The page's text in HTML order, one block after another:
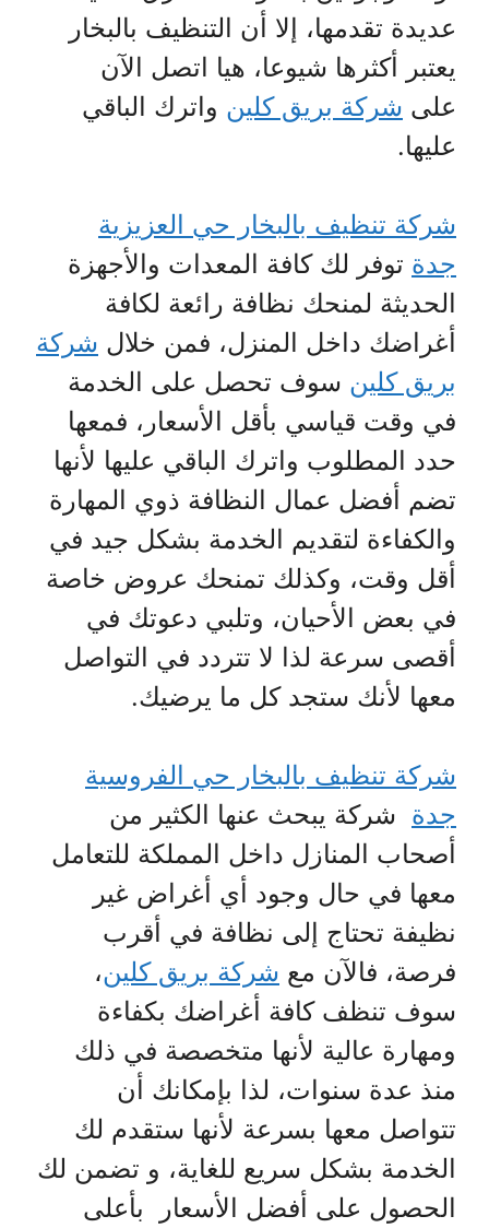
عديدة تقدمها، إلا أن التنظيف بالبخار
يعتبر أكثرها شيوعا، هيا اتصل الآن
على شركة بريق كلين واترك الباقي
عليها.
شركة تنظيف بالبخار حي العزيزية
جدة توفر لك كافة المعدات والأجهزة
الحديثة لمنحك نظافة رائعة لكافة
أغراضك داخل المنزل، فمن خلال شركة
بريق كلين سوف تحصل على الخدمة
في وقت قياسي بأقل الأسعار، فمعها
حدد المطلوب واترك الباقي عليها لأنها
تضم أفضل عمال النظافة ذوي المهارة
والكفاءة لتقديم الخدمة بشكل جيد في
أقل وقت، وكذلك تمنحك عروض خاصة
في بعض الأحيان، وتلبي دعوتك في
أقصى سرعة لذا لا تتردد في التواصل
معها لأنك ستجد كل ما يرضيك.
شركة تنظيف بالبخار حي الفروسية
جدة شركة يبحث عنها الكثير من
أصحاب المنازل داخل المملكة للتعامل
معها في حال وجود أي أغراض غير
نظيفة تحتاج إلى نظافة في أقرب
فرصة، فالآن مع شركة بريق كلين،
سوف تنظف كافة أغراضك بكفاءة
ومهارة عالية لأنها متخصصة في ذلك
منذ عدة سنوات، لذا بإمكانك أن
تتواصل معها بسرعة لأنها ستقدم لك
الخدمة بشكل سريع للغاية، و تضمن لك
الحصول على أفضل الأسعار بأعلى